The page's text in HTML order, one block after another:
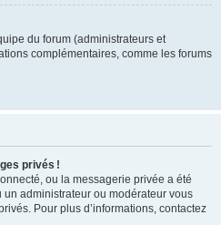
du forum (administrateurs et
complémentaires, comme les forums
privés !
ou la messagerie privée a été
administrateur ou modérateur vous
Pour plus d’informations, contactez